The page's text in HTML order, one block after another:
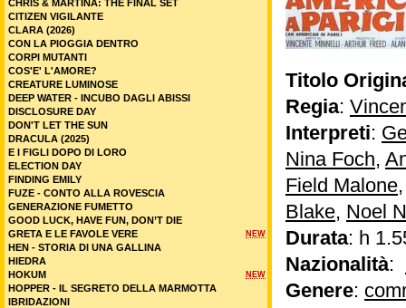
Titolo
Regia:
Interpreti:
Nina Foch,
Field Malone
Blake, Noel
Durata: h
Nazionalità:
Genere:
CHRIS & MARTINA: THE FINAL SET
CITIZEN VIGILANTE
CLARA (2026)
CON LA PIOGGIA DENTRO
CORPI MUTANTI
COS'E' L'AMORE?
CREATURE LUMINOSE
DEEP WATER - INCUBO DAGLI ABISSI
DISCLOSURE DAY
DON'T LET THE SUN
DRACULA (2025)
E I FIGLI DOPO DI LORO
ELECTION DAY
FINDING EMILY
FUZE - CONTO ALLA ROVESCIA
GENERAZIONE FUMETTO
GOOD LUCK, HAVE FUN, DON’T DIE
NEW
GRETA E LE FAVOLE VERE
HEN - STORIA DI UNA GALLINA
HIEDRA
NEW
HOKUM
HOPPER - IL SEGRETO DELLA MARMOTTA
IBRIDAZIONI